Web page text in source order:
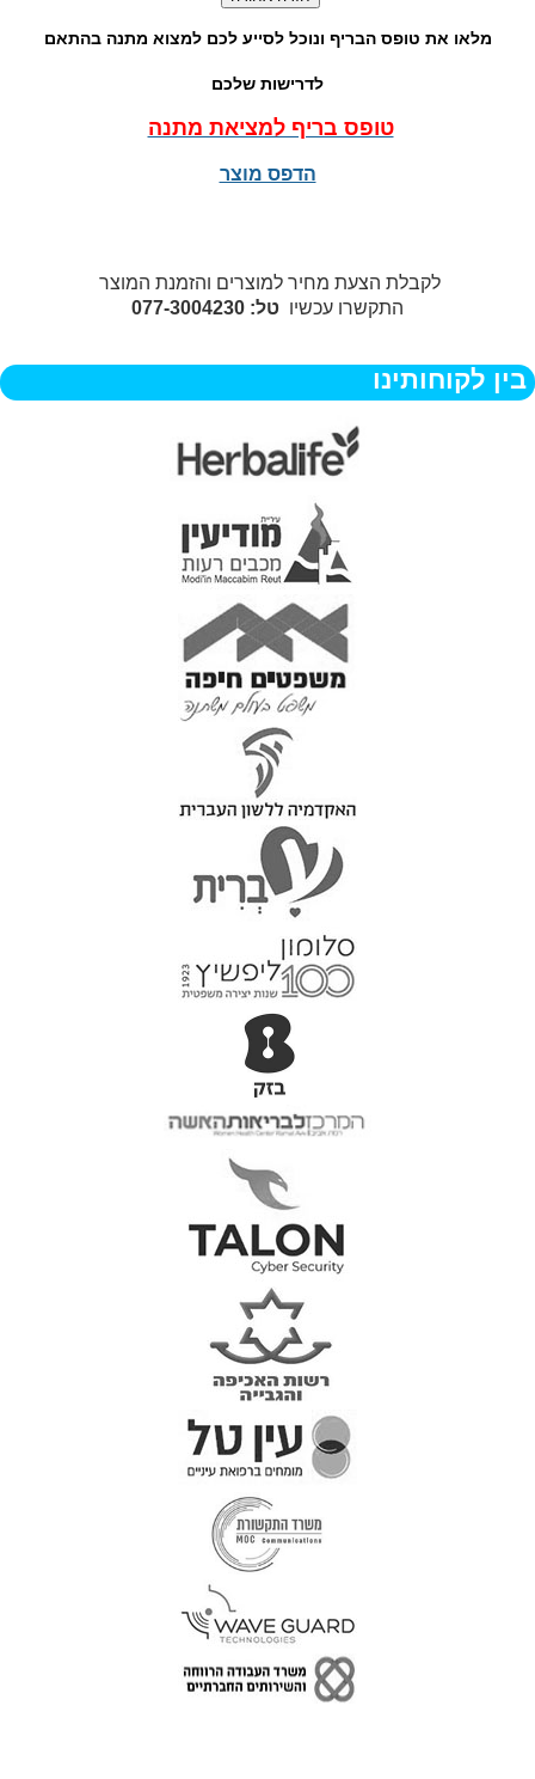
מלאו את טופס הבריף ונוכל לסייע לכם למצוא מתנה בהתאם
לדרישות שלכם
טופס בריף למציאת מתנה
הדפס מוצר
לקבלת הצעת מחיר למוצרים והזמנת המוצר
התקשרו עכשיו טל: 077-3004230
בין לקוחותינו